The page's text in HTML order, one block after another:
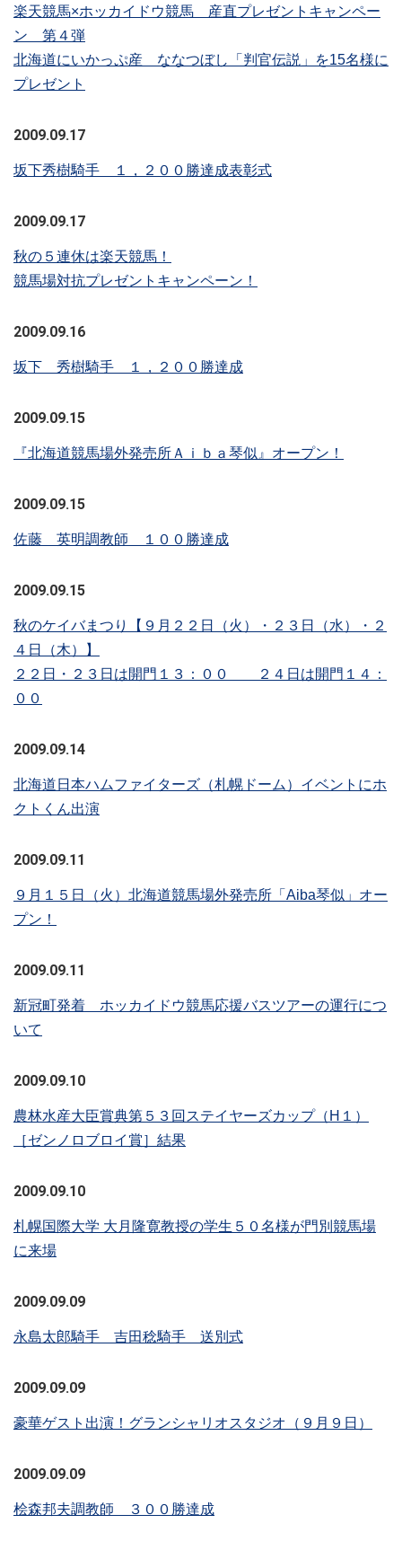
楽天競馬×ホッカイドウ競馬 産直プレゼントキャンペー
ン 第４弾
北海道にいかっぷ産 ななつぼし「判官伝説」を15名様に
プレゼント
2009.09.17
坂下秀樹騎手 １，２００勝達成表彰式
2009.09.17
秋の５連休は楽天競馬！
競馬場対抗プレゼントキャンペーン！
2009.09.16
坂下 秀樹騎手 １，２００勝達成
2009.09.15
『北海道競馬場外発売所Ａｉｂａ琴似』オープン！
2009.09.15
佐藤 英明調教師 １００勝達成
2009.09.15
秋のケイバまつり【９月２２日（火）・２３日（水）・２
４日（木）】
２２日・２３日は開門１３：００ ２４日は開門１４：
００
2009.09.14
北海道日本ハムファイターズ（札幌ドーム）イベントにホ
クトくん出演
2009.09.11
９月１５日（火）北海道競馬場外発売所「Aiba琴似」オー
プン！
2009.09.11
新冠町発着 ホッカイドウ競馬応援バスツアーの運行につ
いて
2009.09.10
農林水産大臣賞典第５３回ステイヤーズカップ（H１）
［ゼンノロブロイ賞］結果
2009.09.10
札幌国際大学 大月隆寛教授の学生５０名様が門別競馬場
に来場
2009.09.09
永島太郎騎手 吉田稔騎手 送別式
2009.09.09
豪華ゲスト出演！グランシャリオスタジオ（９月９日）
2009.09.09
桧森邦夫調教師 ３００勝達成